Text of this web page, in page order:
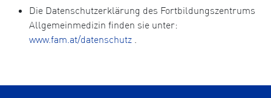
Die Datenschutzerklärung des Fortbildungszentrums
Allgemeinmedizin finden sie unter:
www.fam.at/datenschutz .